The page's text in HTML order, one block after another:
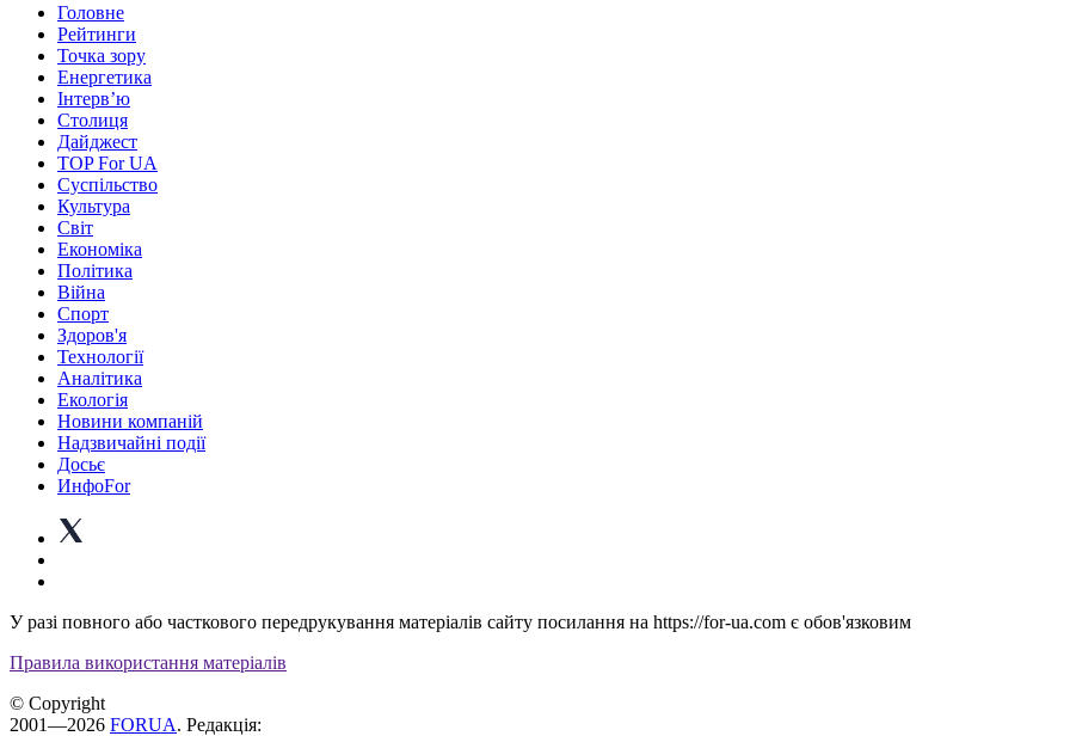
Головне
Рейтинги
Точка зору
Енергетика
Інтерв’ю
Столиця
Дайджест
TOP For UA
Суспiльство
Культура
Світ
Економіка
Політика
Війна
Спорт
Здоров'я
Технології
Аналітика
Екологія
Новини компаній
Надзвичайні події
Досьє
ИнфоFor
У разі повного або часткового передрукування матеріалів сайту посилання на https://for-ua.com є обов'язковим
Правила використання матеріалів
© Copyright
2001—2026 FORUA. Редакція: